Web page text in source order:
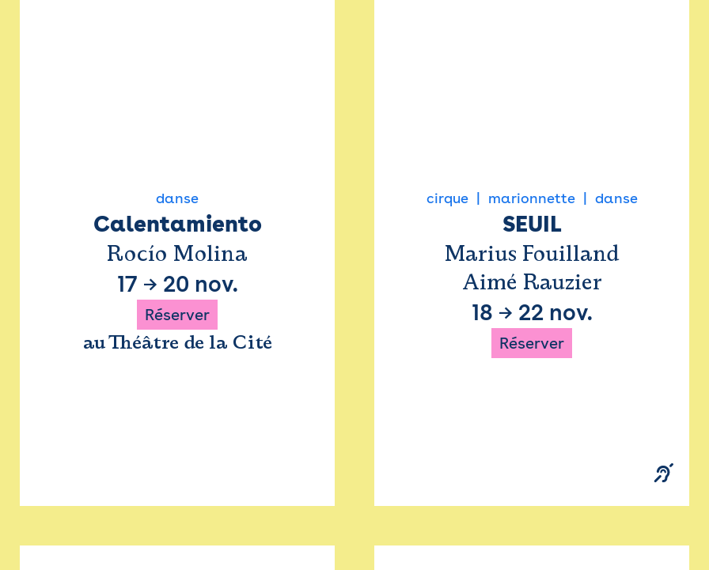
danse
Calentamiento
Rocío Molina
17 → 20 nov.
Réserver
au Théâtre de la Cité
cirque marionnette danse
SEUIL
Marius Fouilland
Aimé Rauzier
18 → 22 nov.
Réserver